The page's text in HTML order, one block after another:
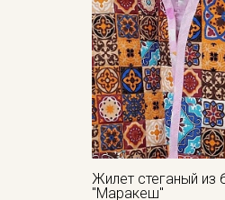
Жилет стеганый из
"Маракеш"